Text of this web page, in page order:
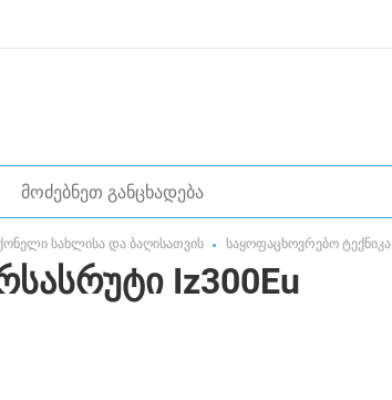
სახლისა და ბაღისათვის საყოფაცხოვრებო ტექნიკა
Iz300Eu